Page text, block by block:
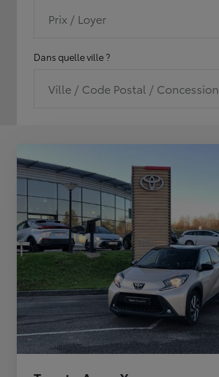
Prix / Loyer
Dans quelle ville ?
Ville / Code Postal / Concession